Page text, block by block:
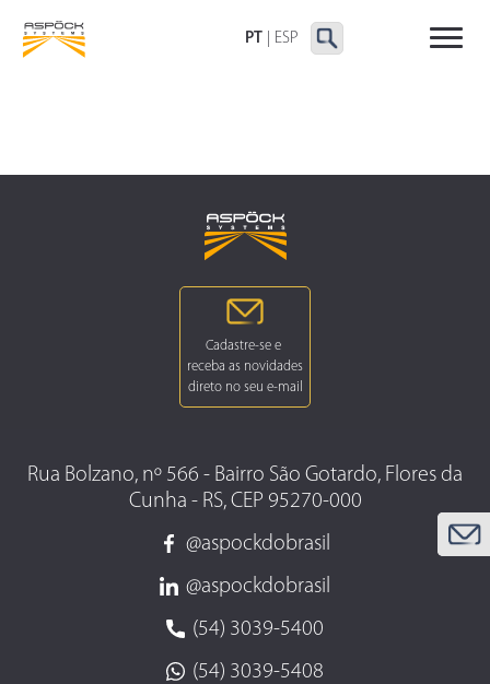
PT ESP
DELIMITADORAS E
LATERAIS
Rua Bolzano, nº 566 - Bairro São Gotardo, Flores da
Cunha - RS, CEP 95270-000
@aspockdobrasil
@aspockdobrasil
(54) 3039-5400
(54) 3039-5408